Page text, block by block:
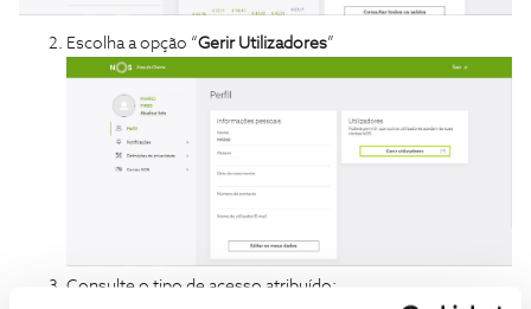
Escolha a opção “Gerir Utilizadores”
Consulte o tipo de acesso atribuído;